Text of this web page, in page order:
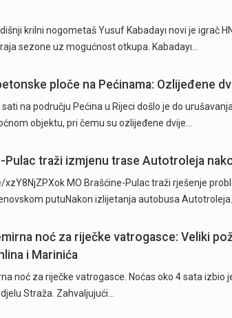
krilni nogometaš Yusuf Kabadayı novi je igrač
sezone uz mogućnost otkupa. Kabadayı…
ploče na Pećinama: Ozlijeđene
na području Pećina u Rijeci došlo je do
objektu, pri čemu su ozlijeđene dvije…
Pulac traži izmjenu trase Autotroleja
MO Brašćine-Pulac traži rješenje
putuNakon izlijetanja autobusa Autotroleja…
noć za riječke vatrogasce: Veliki
i Marinića
noć za riječke vatrogasce. Noćas oko 4 sata izbio
Straža. Zahvaljujući…